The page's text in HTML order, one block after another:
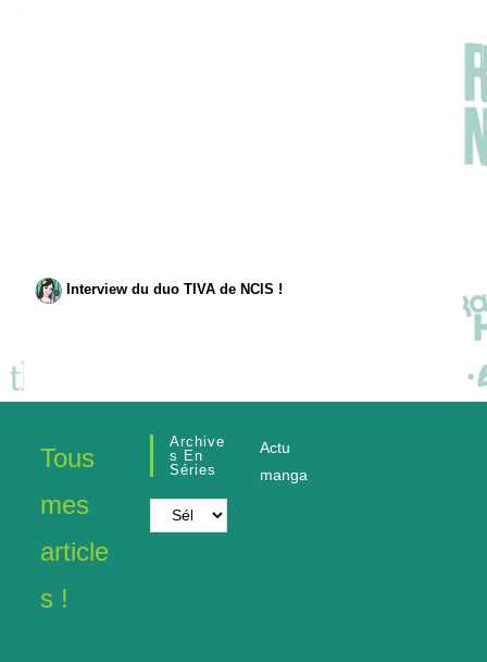
Interview du duo TIVA de NCIS !
Tous
mes
article
s !
Archive
S En
Séries
Archives
en
Actu
manga